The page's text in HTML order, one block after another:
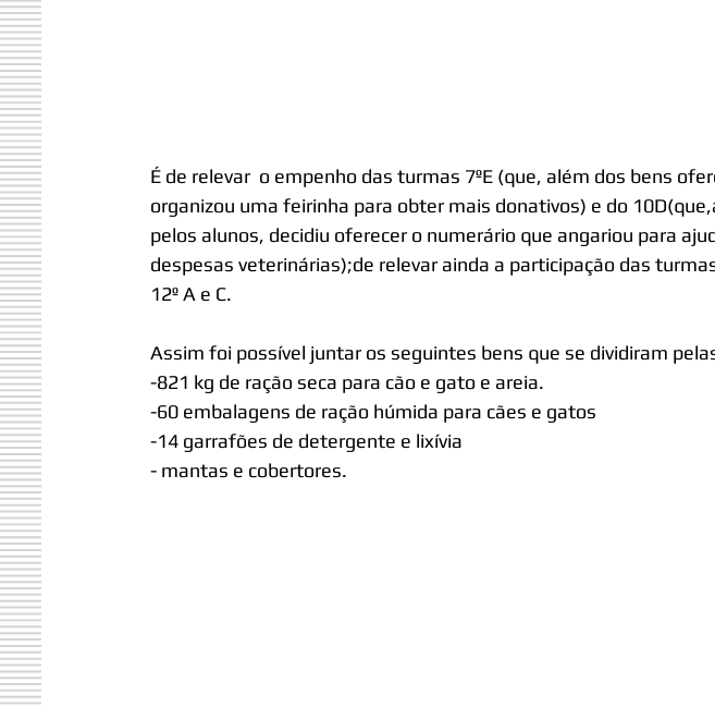
É de relevar  o empenho das turmas 7ºE (que, além dos bens
organizou uma feirinha para obter mais donativos) e do
pelos alunos, decidiu oferecer o numerário que angariou para
despesas veterinárias);de relevar ainda a participação das turmas
12º A e C.
Assim foi possível juntar os seguintes bens que se dividiram
-821 kg de ração seca para cão e gato e areia.
-60 embalagens de ração húmida para cães e gatos
-14 garrafões de detergente e lixívia
- mantas e cobertores.